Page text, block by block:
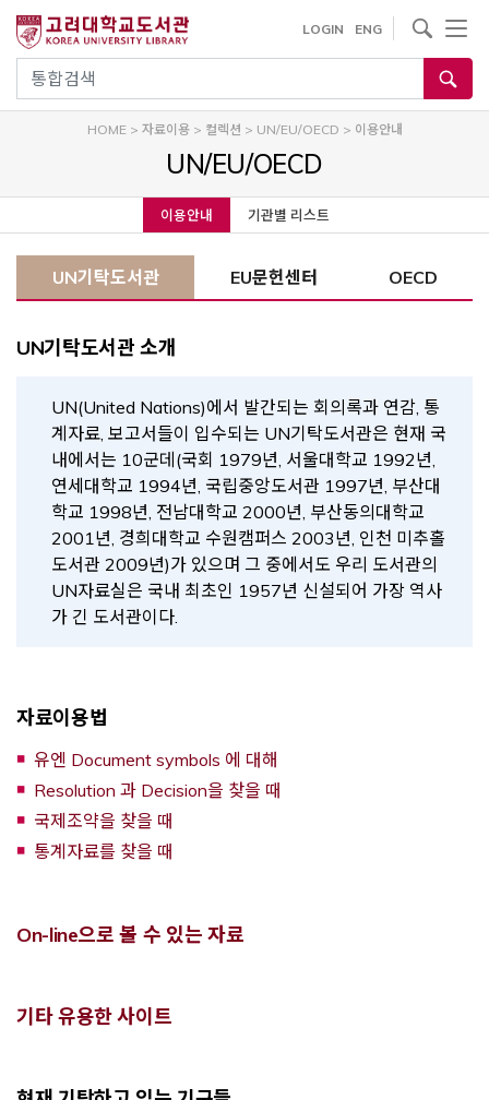
건
기
통합검색
LOGIN ENG
사이트내 검색
HOME> 자료이용> 컬렉션 > UN/EU/OECD > 이용안내
UN/EU/OECD
이용안내 기관별 리스트
UN기탁도서관 EU문헌센터 OECD
UN기탁도서관 소개
UN(United Nations)에서 발간되는 회의록과 연감, 통
계자료, 보고서들이 입수되는 UN기탁도서관은 현재 국
내에서는 10군데(국회 1979년, 서울대학교 1992년,
연세대학교 1994년, 국립중앙도서관 1997년, 부산대
학교 1998년, 전남대학교 2000년, 부산동의대학교
2001년, 경희대학교 수원캠퍼스 2003년, 인천 미추홀
도서관 2009년)가 있으며 그 중에서도 우리 도서관의
UN자료실은 국내 최초인 1957년 신설되어 가장 역사
가 긴 도서관이다.
자료이용법
유엔 Document symbols 에 대해
Resolution 과 Decision을 찾을 때
국제조약을 찾을 때
통계자료를 찾을 때
On-line으로 볼 수 있는 자료
기타 유용한 사이트